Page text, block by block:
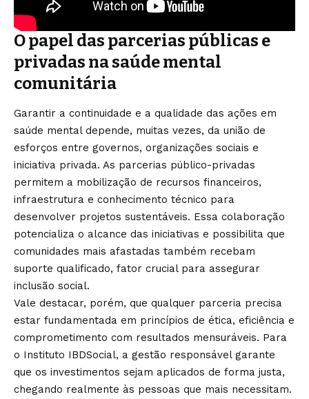
O papel das parcerias públicas e
privadas na saúde mental
comunitária
Garantir a continuidade e a qualidade das ações em
saúde mental depende, muitas vezes, da união de
esforços entre governos, organizações sociais e
iniciativa privada. As parcerias público-privadas
permitem a mobilização de recursos financeiros,
infraestrutura e conhecimento técnico para
desenvolver projetos sustentáveis. Essa colaboração
potencializa o alcance das iniciativas e possibilita que
comunidades mais afastadas também recebam
suporte qualificado, fator crucial para assegurar
inclusão social.
Vale destacar, porém, que qualquer parceria precisa
estar fundamentada em princípios de ética, eficiência e
comprometimento com resultados mensuráveis. Para
o Instituto IBDSocial, a gestão responsável garante
que os investimentos sejam aplicados de forma justa,
chegando realmente às pessoas que mais necessitam.